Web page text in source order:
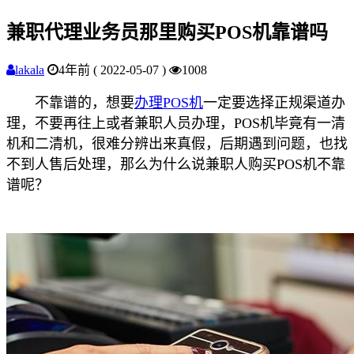
兼职代理业务员那里购买POS机靠谱吗
lakala 4年前 ( 2022-05-07 ) 1008
不靠谱的，想要办理POS机一定要选择正规渠道办
理，不要再往上或者兼职人员办理，POS机毕竟有一清
机和二清机，很难分辨出来真假，后期遇到问题，也找
不到人售后处理，那么为什么说兼职人购买POS机不靠
谱呢？